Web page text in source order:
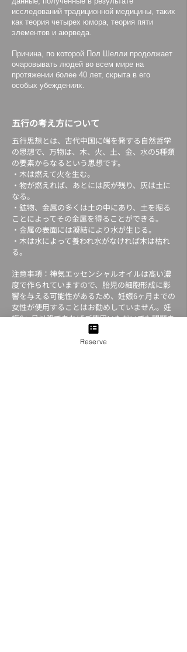
исследований традиционной медицины, таких
как теория четырех юмора, теория пяти
элементов и аюрведа.
Причина, по которой Пол Шелли продолжает
очаровывать людей во всем мире на
протяжении более 40 лет, скрыта в его
особых убеждениях.
五行の考え方について
五行思想とは、古代中国に端を発する自然哲学
の思想で、万物は、木、火、土、金、水の5種類
の要素からなるという思想です。
・木は燃えて火を生む。
・物が燃えれば、あとには灰が残り、灰は土に
なる。
・鉱物、金属の多くは土の中にあり、土を掘る
ことによってその金属を得ることができる。
・金属の表面には凝結により水が生じる。
・木は水によって養われ水がなければ木は枯れ
る。
注意事項：神気エッセンシャルオイルは高い濃
度で作られていますので、胎児の細胞形成に影
響を与える可能性があるため、妊娠6ヶ月までの
女性が使用することはお勧めしていません。妊
娠6ヶ月以降であればご使用いただいても問題あ
Reserve